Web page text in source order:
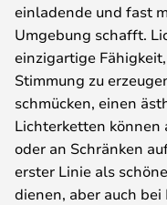
einladende und fast
Umgebung schafft.
einzigartige
Stimmung zu
schmücken, einen
Lichterketten können
oder an Schränken
erster Linie als
dienen, aber auch